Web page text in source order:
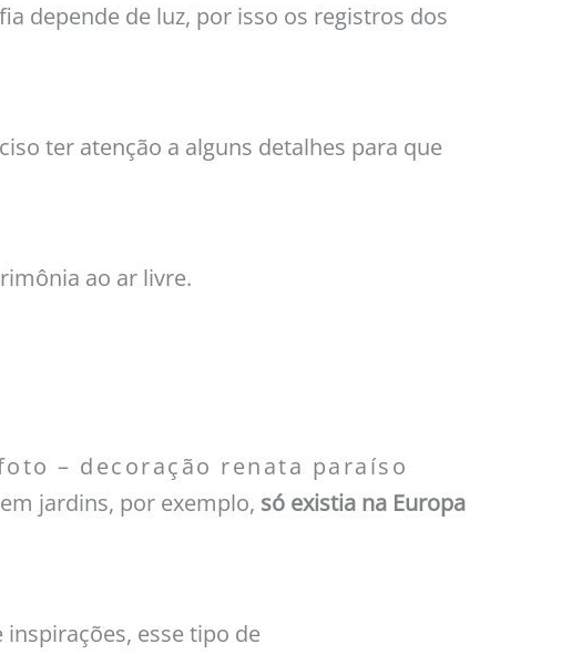
depende de luz, por isso os registros dos
ter atenção a alguns detalhes para que
ao ar livre.
– decoração renata paraíso
jardins, por exemplo, só existia na Europa
esse tipo de